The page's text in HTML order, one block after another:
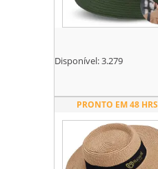
Disponível:3.279
PRONTO EM 48 HRS